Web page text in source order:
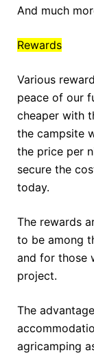
And much
Rewards
Various
peace of our
cheaper with
the campsite
the price per
secure the
today.
The rewards
to be among
and for those
project.
The
agricamping